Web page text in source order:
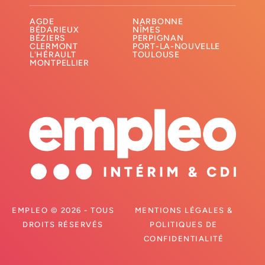
AGDE
BÉDARIEUX
BÉZIERS
CLERMONT
L'HÉRAULT
MONTPELLIER
NARBONNE
NÎMES
PERPIGNAN
PORT-LA-NOUVELLE
TOULOUSE
EMPLEO © 2026 - TOUS
DROITS RÉSERVÉS
MENTIONS LÉGALES &
POLITIQUES DE
CONFIDENTIALITÉ